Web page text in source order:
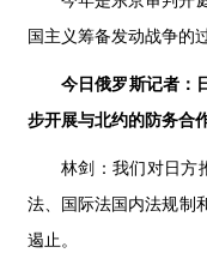
国主义筹备发动战争的
今日俄罗斯记者：
步开展与北约的防务合
林剑：我们对日方
法、国际法国内法规制
遏止。